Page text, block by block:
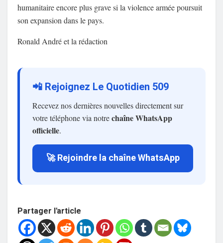
humanitaire encore plus grave si la violence armée poursuit
son expansion dans le pays.
Ronald André et la rédaction
📲 Rejoignez Le Quotidien 509
Recevez nos dernières nouvelles directement sur
votre téléphone via notrechaîne WhatsApp
officielle.
🚀 Rejoindre la chaîne WhatsApp
Partager l'article